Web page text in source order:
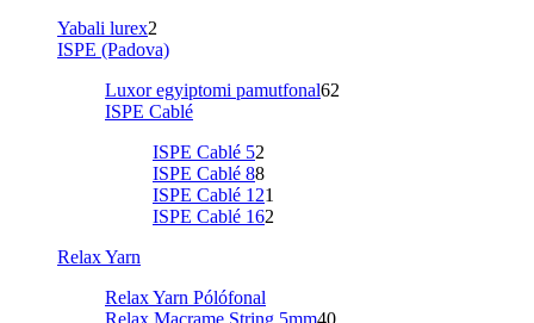
Yabali lurex2
ISPE (Padova)
Luxor egyiptomi pamutfonal62
ISPE Cablé
ISPE Cablé 52
ISPE Cablé 88
ISPE Cablé 121
ISPE Cablé 162
Relax Yarn
Relax Yarn Pólófonal